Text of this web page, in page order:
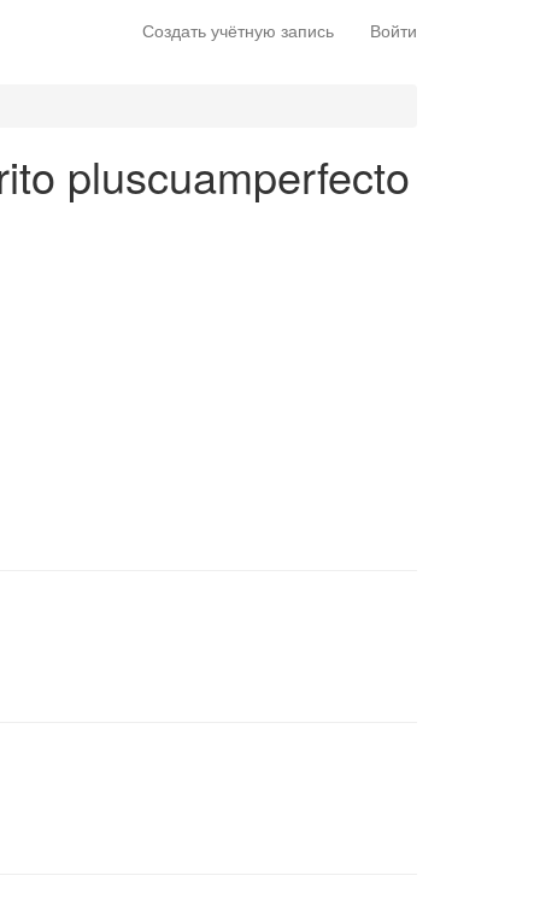
Создать учётную запись Войти
pluscuamperfecto